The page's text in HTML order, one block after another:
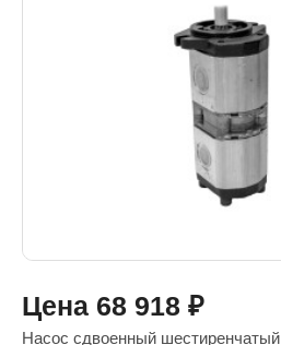
Цена 68 918 ₽
Насос сдвоенный шестиренчатый